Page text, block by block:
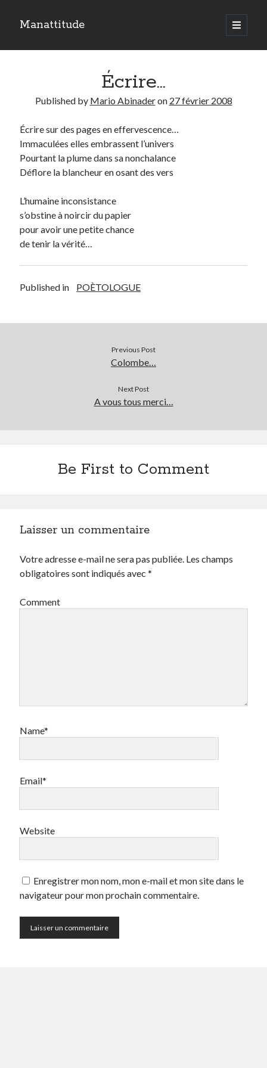
Manattitude
open
primary
Sidebar
Le réveil de l’ange…
TOUTES LES PUBLICATIONS
TOUTES
Search
Archives
Écrire…
Published by Mario Abinaderon 27 février 2008
Écrire sur des pages en effervescence…
Immaculées elles embrassent l’univers
Pourtant la plume dans sa nonchalance
Déflore la blancheur en osant des vers
L’humaine inconsistance
s’obstine à noircir du papier
pour avoir une petite chance
de tenir la vérité…
Published in POÈTOLOGUE
Previous Post
Colombe…
Next Post
A vous tous merci…
Be First to Comment
Laisser un commentaire
Votre adresse e-mail ne sera pas publiée. Les champs
obligatoires sont indiqués avec*
Comment
Name*
Email*
Website
Enregistrer mon nom, mon e-mail et mon site dans le
navigateur pour mon prochain commentaire.